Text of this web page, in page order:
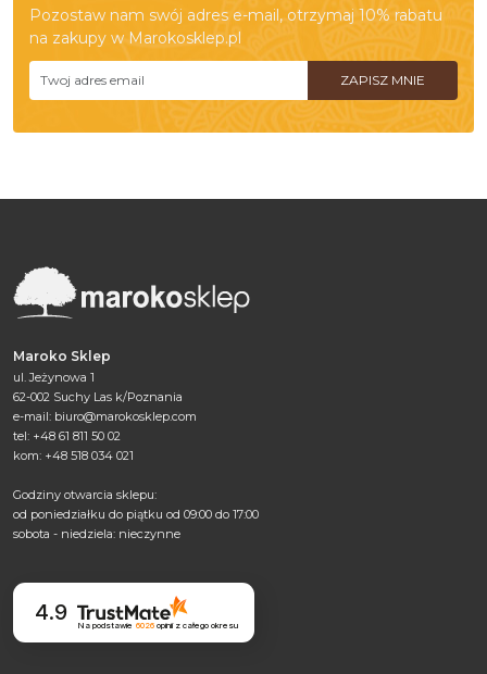
Pozostaw nam swój adres e-mail, otrzymaj 10% rabatu
na zakupy w Marokosklep.pl
Maroko Sklep
ul. Jeżynowa 1
62-002 Suchy Las k/Poznania
e-mail: biuro@marokosklep.com
tel: +48 61 811 50 02
kom: +48 518 034 021
Godziny otwarcia sklepu:
od poniedziałku do piątku od 09:00 do 17:00
sobota - niedziela: nieczynne
4.9
Na podstawie 6026opinii z całego okresu